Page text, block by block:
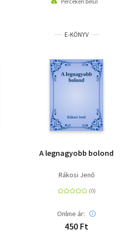
E-KÖNYV
A legnagyobb bolond
Rákosi Jenő
Online ár:
450 Ft